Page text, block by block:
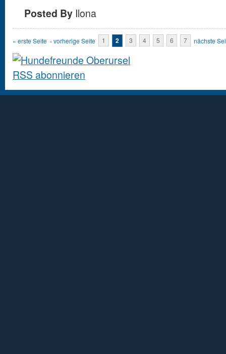
Posted By Ilona
Seiten
« erste Seite ‹ vorherige Seite 1 2 3 4 5 6 7 nächste